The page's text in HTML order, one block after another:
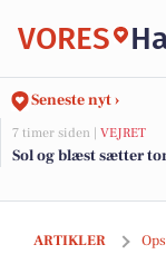
VORES
Seneste nyt ›
7 timer siden | VEJRET
Sol og blæst sætter
ARTIKLER
Operaen i